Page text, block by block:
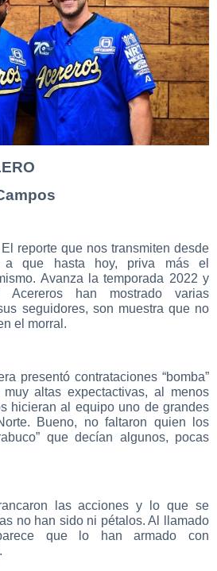
El reporte que nos transmiten desde
a que hasta hoy, priva más el
Avanza la temporada 2022 y
han mostrado varias
seguidores, son muestra que no
el morral.
presentó contrataciones “bomba”
altas expectactivas, al menos
hicieran al equipo uno de grandes
Bueno, no faltaron quien los
que decían algunos, pocas
las acciones y lo que se
no han sido ni pétalos. Al llamado
que lo han armado con